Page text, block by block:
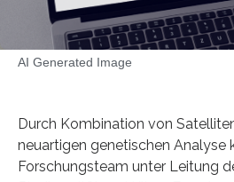
AI Generated Image
Durch Kombination von
neuartigen genetischen Analyse
Forschungsteam unter Leitung